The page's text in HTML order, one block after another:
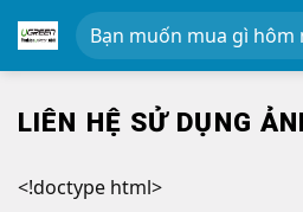
đến
nội
Tìm
kiếm:
LIÊN HỆ SỬ DỤNG
<!doctype html>